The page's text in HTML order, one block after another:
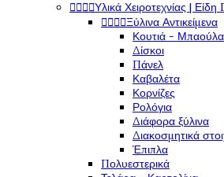
Υλικά Χειροτεχνίας |
Ξύλινα Αντικείμενα
Κουτιά - Μπαούλα
Δίσκοι
Πάνελ
Καβαλέτα
Κορνίζες
Ρολόγια
Διάφορα ξύλινα
Διακοσμητικά
Έπιπλα
Πολυεστερικά